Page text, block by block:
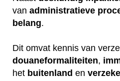
van administratieve
belang.
Dit omvat kennis van
douaneformaliteiten,
het buitenland en